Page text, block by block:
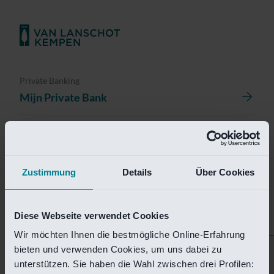
Zustimmung Details Über Cookies
Diese Webseite verwendet Cookies
Wir möchten Ihnen die bestmögliche Online-Erfahrung
bieten und verwenden Cookies, um uns dabei zu
unterstützen. Sie haben die Wahl zwischen drei Profilen:
Private Banking
Mijn Private Bank
Helaas is deze pagina